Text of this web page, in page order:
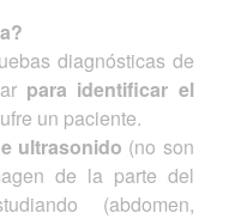
diagnósticas de
para identificar el
un paciente.
ultrasonido (no son
de la parte del
(abdomen,